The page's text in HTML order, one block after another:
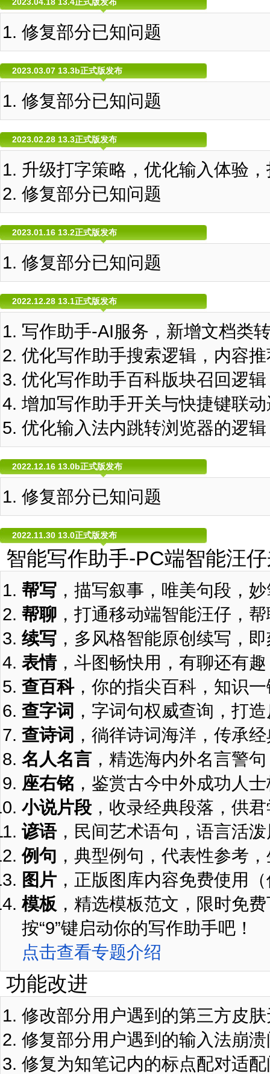
修复部分已知问题
2023.03.07 13.3b正式版发布
修复部分已知问题
2023.02.28 13.3正式版发布
升级打字策略，优化输入体验
修复部分已知问题
2023.01.16 13.2正式版发布
修复部分已知问题
2022.12.28 13.1正式版发布
写作助手-AI服务，新增文档类
优化写作助手搜索逻辑，内容
优化写作助手百科版块召回逻
增加写作助手开关与快捷键联
优化输入法内跳转浏览器的逻
2022.12.16 13.0b正式版发布
修复部分已知问题
2022.11.30 13.0正式版发布
智能写作助手-PC端智能汪
帮写 ，描写叙事，唯美句段，
帮聊 ，打通移动端智能汪仔，
续写 ，多风格智能原创续写，
表情，斗图畅快用，有聊还有趣
查百科，你的指尖百科，知识
查字词 ，字词句权威查询，打
查诗词 ，徜徉诗词海洋，传承
名人名言 ，精选海内外名言警
座右铭 ，鉴赏古今中外成功人
小说片段 ，收录经典段落，供
谚语，民间艺术语句，语言活
例句 ，典型例句，代表性参考
图片 ，正版图库内容免费使用
模板 ，精选模板范文，限时免
按“9”键启动你的写作助手吧！
点击查看专题介绍
功能改进
修改部分用户遇到的第三方皮
修复部分用户遇到的输入法崩
修复为知笔记内的标点配对适